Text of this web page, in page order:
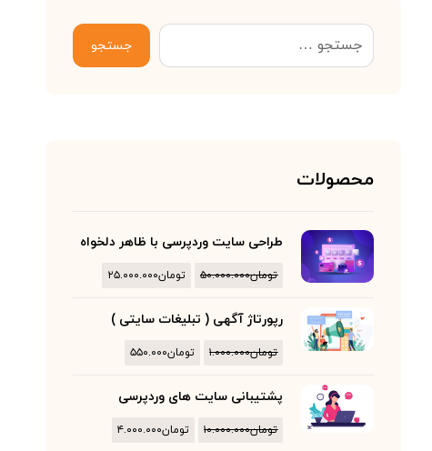
جستجو
محصولات
طراحی سایت وردپرسی با ظاهر دلخواه
تومان۵۰.۰۰۰.۰۰۰ تومان۲۵.۰۰۰.۰۰۰
رپورتاژ آگهی ( تبلیغات سایتی )
تومان۱.۰۰۰.۰۰۰ تومان۵۵۰.۰۰۰
پشتیبانی سایت های وردپرسی
تومان۱۰.۰۰۰.۰۰۰ تومان۴.۰۰۰.۰۰۰